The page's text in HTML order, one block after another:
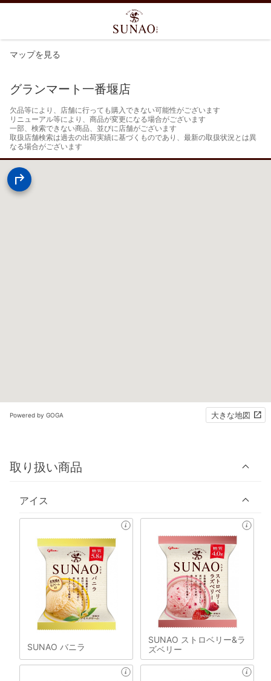
マップを見る
グランマート一番堰店
欠品等により、店舗に行っても購入できない可能性がございます
リニューアル等により、商品が変更になる場合がございます
一部、検索できない商品、並びに店舗がございます
取扱店舗検索は過去の出荷実績に基づくものであり、最新の取扱状況とは異
なる場合がございます
Powered by GOGA 大きな地図
取り扱い商品
アイス
SUNAO バニラ
SUNAO ストロベリー&ラ
ズベリー